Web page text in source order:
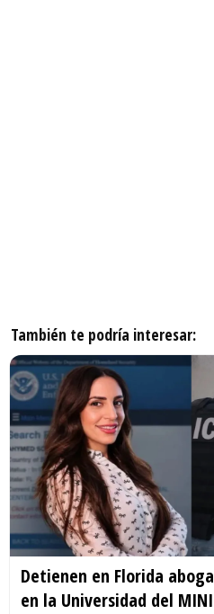
También te podría interesar:
Detienen en Florida
en la Universidad del